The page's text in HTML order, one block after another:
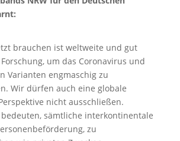
brauchen ist weltweite und gut
um das Coronavirus und
Varianten engmaschig zu
Wir dürfen auch eine globale
nicht ausschließen.
sämtliche interkontinentale
zu